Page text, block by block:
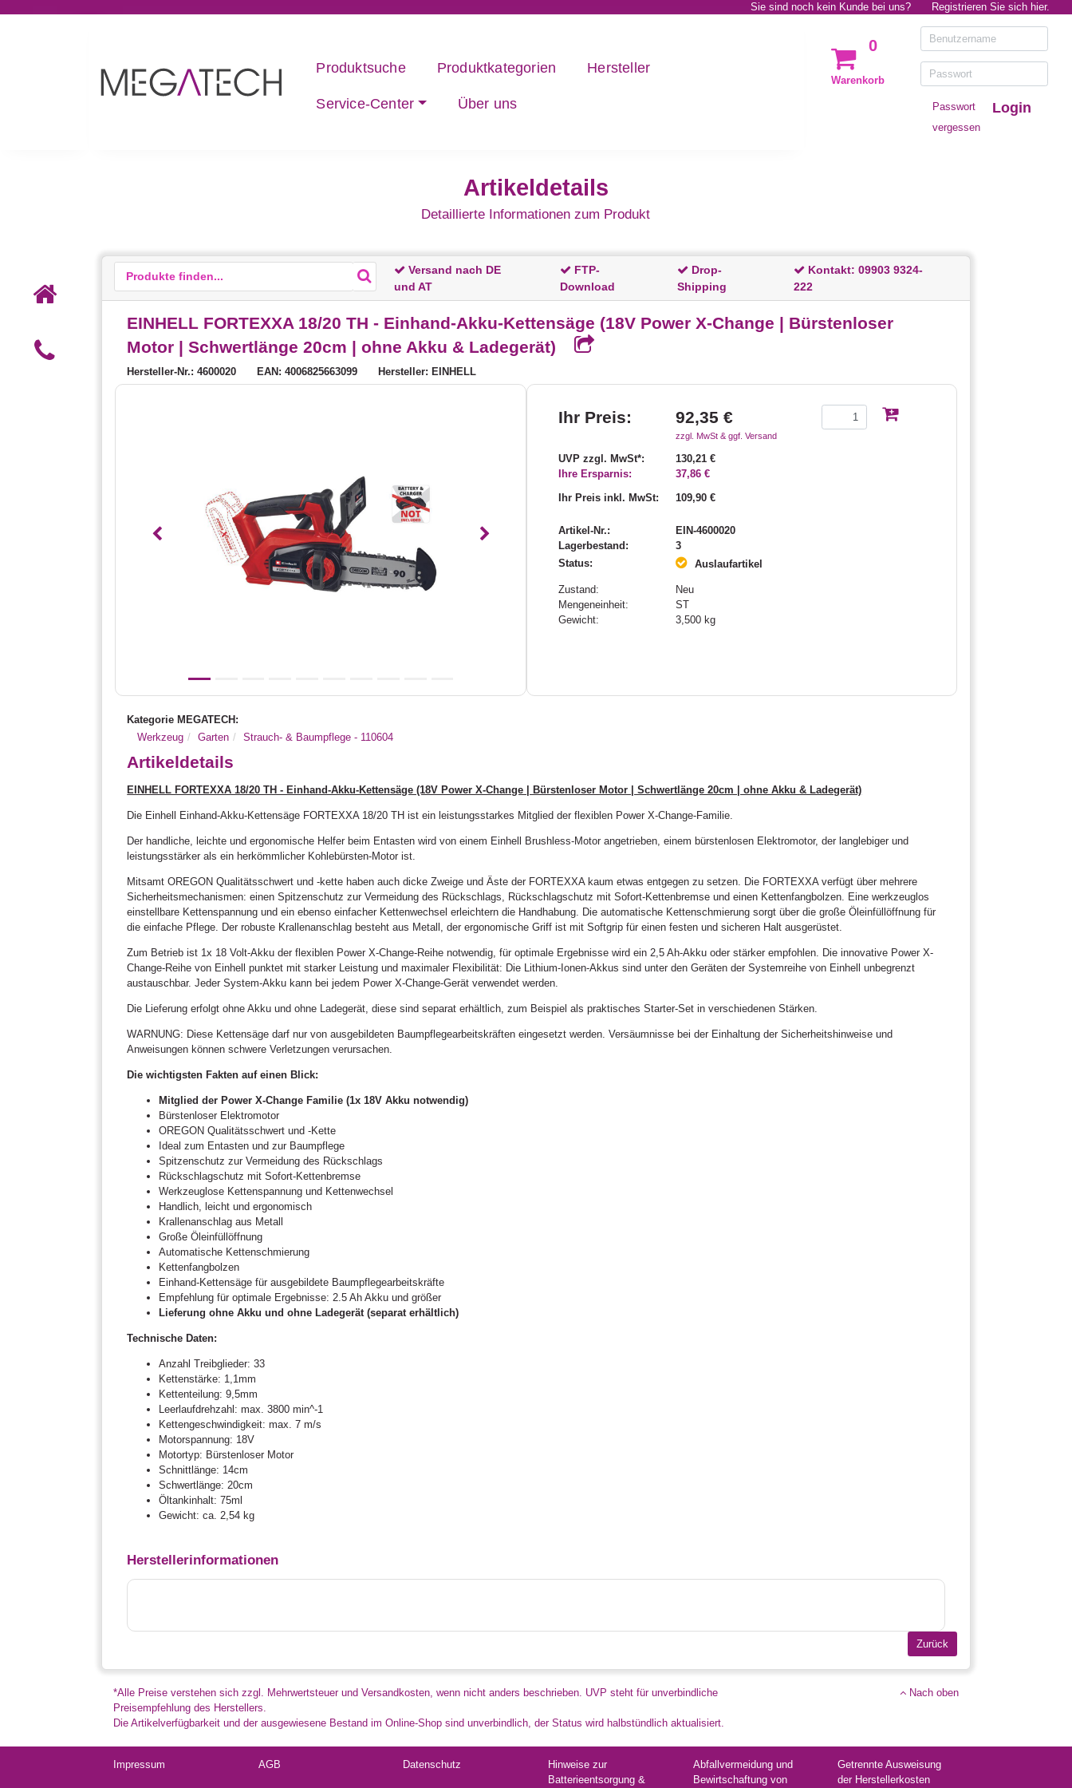
Sie sind noch kein Kunde bei uns? Registrieren Sie sich hier.
Produktsuche Produktkategorien Hersteller
Service-Center Über uns
0
Warenkorb
Passwort
vergessen
Login
Artikeldetails
Detaillierte Informationen zum Produkt
Versand nach DE
und AT
FTP-
Download
Drop-
Shipping
Kontakt:09903 9324-
222
EINHELL FORTEXXA 18/20 TH - Einhand-Akku-Kettensäge (18V Power X-Change | Bürstenloser
Motor | Schwertlänge 20cm | ohne Akku & Ladegerät)
Hersteller-Nr.: 4600020 EAN: 4006825663099 Hersteller: EINHELL
Vorheriges Nächstes
Ihr Preis: 92,35 €
zzgl. MwSt & ggf. Versand
UVP zzgl. MwSt*:
130,21 €
Ihre Ersparnis:
37,86 €
Ihr Preis inkl. MwSt:
109,90 €
Artikel-Nr.:
EIN-4600020
Lagerbestand:
3
Status:
Auslaufartikel
Zustand:
Neu
Mengeneinheit:
ST
Gewicht:
3,500 kg
Kategorie MEGATECH:
Werkzeug
Garten Strauch- & Baumpflege - 110604
Artikeldetails
EINHELL FORTEXXA 18/20 TH - Einhand-Akku-Kettensäge (18V Power X-Change | Bürstenloser Motor | Schwertlänge 20cm | ohne Akku & Ladegerät)
Die Einhell Einhand-Akku-Kettensäge FORTEXXA 18/20 TH ist ein leistungsstarkes Mitglied der flexiblen Power X-Change-Familie.
Der handliche, leichte und ergonomische Helfer beim Entasten wird von einem Einhell Brushless-Motor angetrieben, einem bürstenlosen Elektromotor, der langlebiger und
leistungsstärker als ein herkömmlicher Kohlebürsten-Motor ist.
Mitsamt OREGON Qualitätsschwert und -kette haben auch dicke Zweige und Äste der FORTEXXA kaum etwas entgegen zu setzen. Die FORTEXXA verfügt über mehrere
Sicherheitsmechanismen: einen Spitzenschutz zur Vermeidung des Rückschlags, Rückschlagschutz mit Sofort-Kettenbremse und einen Kettenfangbolzen. Eine werkzeuglos
einstellbare Kettenspannung und ein ebenso einfacher Kettenwechsel erleichtern die Handhabung. Die automatische Kettenschmierung sorgt über die große Öleinfüllöffnung für
die einfache Pflege. Der robuste Krallenanschlag besteht aus Metall, der ergonomische Griff ist mit Softgrip für einen festen und sicheren Halt ausgerüstet.
Zum Betrieb ist 1x 18 Volt-Akku der flexiblen Power X-Change-Reihe notwendig, für optimale Ergebnisse wird ein 2,5 Ah-Akku oder stärker empfohlen. Die innovative Power X-
Change-Reihe von Einhell punktet mit starker Leistung und maximaler Flexibilität: Die Lithium-Ionen-Akkus sind unter den Geräten der Systemreihe von Einhell unbegrenzt
austauschbar. Jeder System-Akku kann bei jedem Power X-Change-Gerät verwendet werden.
Die Lieferung erfolgt ohne Akku und ohne Ladegerät, diese sind separat erhältlich, zum Beispiel als praktisches Starter-Set in verschiedenen Stärken.
WARNUNG: Diese Kettensäge darf nur von ausgebildeten Baumpflegearbeitskräften eingesetzt werden. Versäumnisse bei der Einhaltung der Sicherheitshinweise und
Anweisungen können schwere Verletzungen verursachen.
Die wichtigsten Fakten auf einen Blick:
Mitglied der Power X-Change Familie (1x 18V Akku notwendig)
Bürstenloser Elektromotor
OREGON Qualitätsschwert und -Kette
Ideal zum Entasten und zur Baumpflege
Spitzenschutz zur Vermeidung des Rückschlags
Rückschlagschutz mit Sofort-Kettenbremse
Werkzeuglose Kettenspannung und Kettenwechsel
Handlich, leicht und ergonomisch
Krallenanschlag aus Metall
Große Öleinfüllöffnung
Automatische Kettenschmierung
Kettenfangbolzen
Einhand-Kettensäge für ausgebildete Baumpflegearbeitskräfte
Empfehlung für optimale Ergebnisse: 2.5 Ah Akku und größer
Lieferung ohne Akku und ohne Ladegerät (separat erhältlich)
Technische Daten:
Anzahl Treibglieder: 33
Kettenstärke: 1,1mm
Kettenteilung: 9,5mm
Leerlaufdrehzahl: max. 3800 min^-1
Kettengeschwindigkeit: max. 7 m/s
Motorspannung: 18V
Motortyp: Bürstenloser Motor
Schnittlänge: 14cm
Schwertlänge: 20cm
Öltankinhalt: 75ml
Gewicht: ca. 2,54 kg
Herstellerinformationen
*Alle Preise verstehen sich zzgl. Mehrwertsteuer und Versandkosten, wenn nicht anders beschrieben. UVP steht für unverbindliche
Preisempfehlung des Herstellers.
Die Artikelverfügbarkeit und der ausgewiesene Bestand im Online-Shop sind unverbindlich, der Status wird halbstündlich aktualisiert.
Nach oben
Impressum AGB Datenschutz
Hinweise zur
Batterieentsorgung &
Abfallvermeidung und
Bewirtschaftung von
Getrennte Ausweisung
der Herstellerkosten